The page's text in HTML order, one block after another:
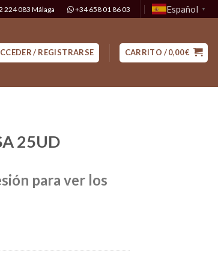
224 083 Málaga +34 658 01 86 03 Español ▼
/ REGISTRARSE CARRITO /0,00€
25UD
para ver los